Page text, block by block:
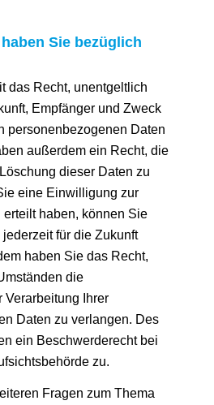
Sie bezüglich
das Recht, unentgeltlich
Empfänger und Zweck
personenbezogenen Daten
außerdem ein Recht, die
dieser Daten zu
eine Einwilligung zur
erteilt haben, können Sie
für die Zukunft
haben Sie das Recht,
die
Verarbeitung Ihrer
Daten zu verlangen. Des
ein Beschwerderecht bei
zu.
Fragen zum Thema